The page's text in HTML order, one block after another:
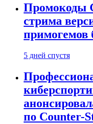
Промокоды
стрима
примогемов
5 дней спустя
по Counter-